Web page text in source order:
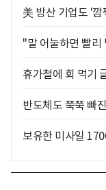
美 방산 기업도 '
"말 어눌하면 빨리
휴가철에 회 먹기
반도체도 쭉쭉 빠
보유한 미사일